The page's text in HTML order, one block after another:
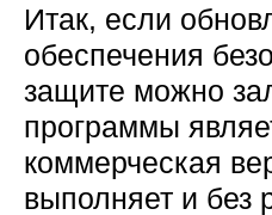
Итак, если
обеспечения
защите можно
программы
коммерческая
выполняет и без